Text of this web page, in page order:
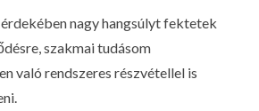
nagy hangsúlyt fektetek
szakmai tudásom
való rendszeres részvétellel is